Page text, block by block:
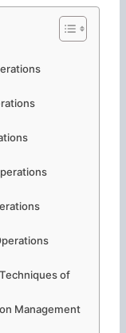
of
Management